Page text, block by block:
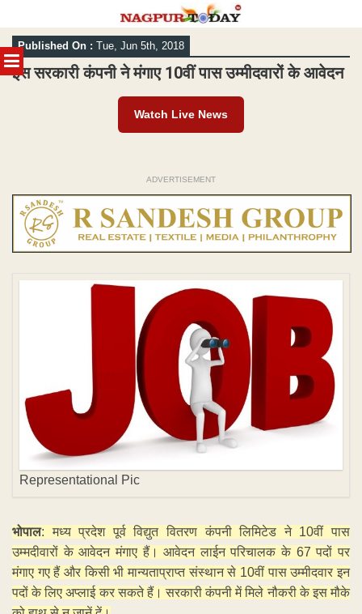
MENU
Skip
to
content
Published On : Tue, Jun 5th, 2018
इस सरकारी कंपनी ने मंगाए 10वीं पास उम्मीदवारों के आवेदन
Watch Live News
ADVERTISEMENT
Representational Pic
भोपाल: मध्य प्रदेश पूर्व विद्युत वितरण कंपनी लिमिटेड ने 10वीं पास
उम्मदीवारों के आवेदन मंगाए हैं। आवेदन लाईन परिचालक के 67 पदों पर
मंगाए गए हैं और किसी भी मान्यताप्राप्त संस्थान से 10वीं पास उम्मीदवार इन
पदों के लिए अप्लाई कर सकते हैं। सरकारी कंपनी में मिले नौकरी के इस मौके